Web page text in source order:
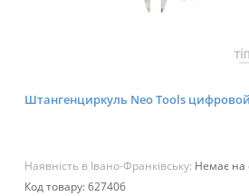
Штангенциркуль Neo Tools
Наявність в Івано-Франківську: Немає на
Код товару: 627406